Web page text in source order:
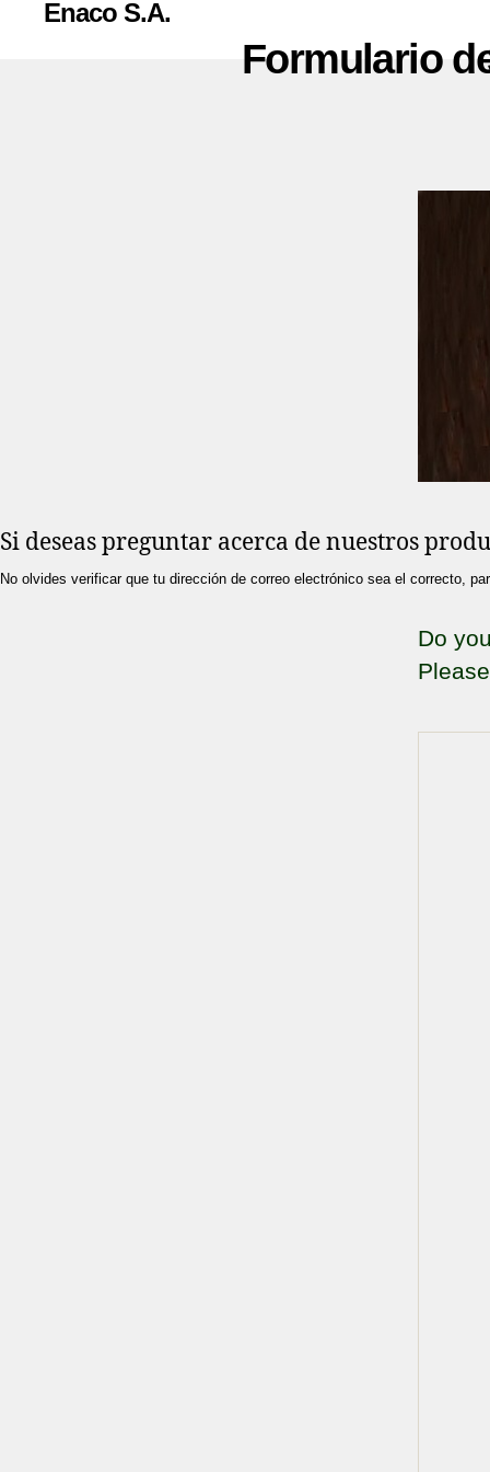
Enaco S.A.
Si deseas preguntar acerca de nuestros
No olvides verificar que tu dirección de correo electrónico sea el correcto,
Do